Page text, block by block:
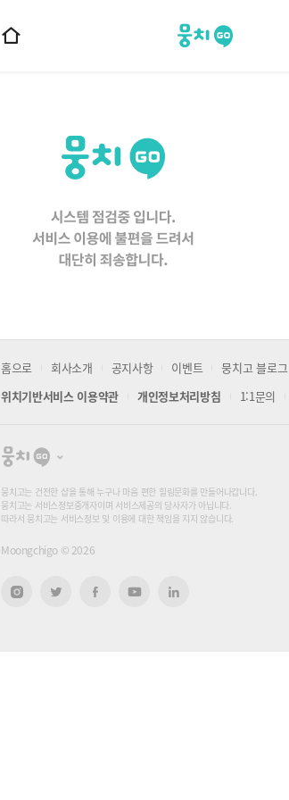
뭉치고
홈
홈으로 회사소개 공지사항 이벤트 뭉치고 블로그
위치기반서비스 이용약관
개인정보처리방침 1:1문의
뭉
고
뭉치고는 건전한 샵을 통해 누구나 마음 편한 힐링문화를 만들어나갑니다.
뭉치고는 서비스정보중개자이며 서비스제공의 당사자가 아닙니다.
따라서 뭉치고는 서비스정보 및 이용에 대한 책임을 지지 않습니다.
Moongchigo © 2026